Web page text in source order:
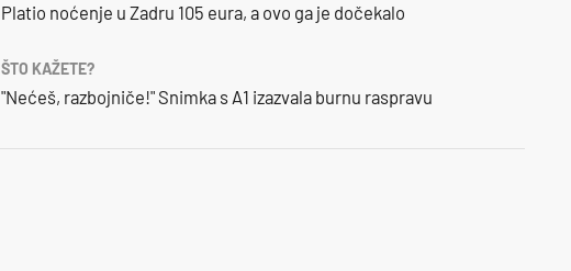
Platio noćenje u Zadru 105 eura, a ovo ga je dočekalo
ŠTO KAŽETE?
"Nećeš, razbojniče!" Snimka s A1 izazvala burnu raspravu